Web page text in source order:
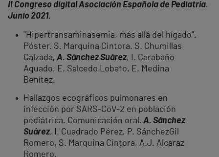
II Congreso digital Asociación Española de Pediatría.
Junio 2021.
"Hipertransaminasemia, más allá del hígado".
Póster. S. Marquina Cintora. S. Chumillas
Calzada, A. Sánchez Suárez, I. Carabaño
Aguado, E. Salcedo Lobato, E. Medina
Benítez.
Hallazgos ecográficos pulmonares en
infección por SARS-CoV-2 en población
pediátrica. Comunicación oral . A. Sánchez
Suárez, I. Cuadrado Pérez, P. SánchezGil
Romero, S. Marquina Cintora, A.J. Alcaraz
Romero.